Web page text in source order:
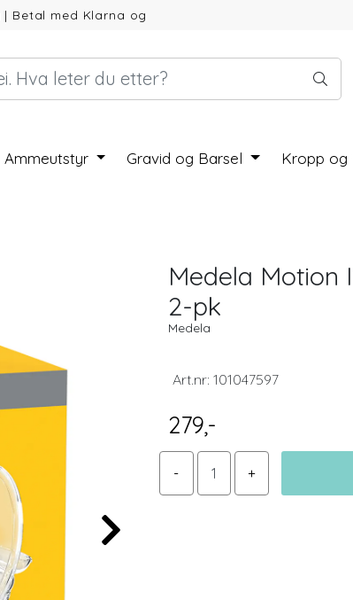
| Betal med Klarna og
Ammeutstyr Gravid og Barsel Kropp og
Medela Motion
2-pk
Medela
Art.nr: 101047597
279,-